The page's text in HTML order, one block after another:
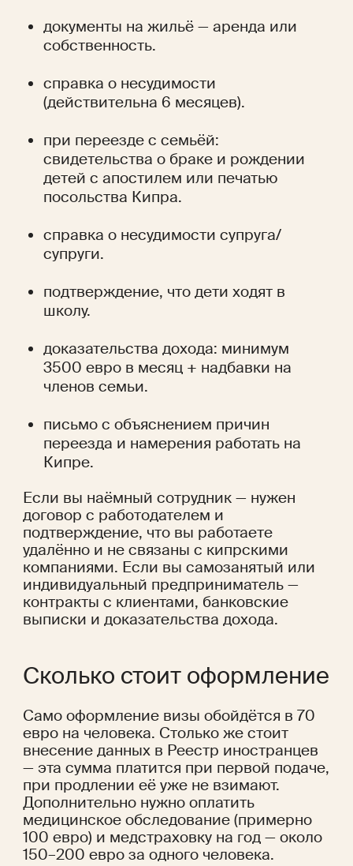
документы на жильё — аренда или
собственность.
справка о несудимости
(действительна 6 месяцев).
при переезде с семьёй:
свидетельства о браке и рождении
детей с апостилем или печатью
посольства Кипра.
справка о несудимости супруга/
супруги.
подтверждение, что дети ходят в
школу.
доказательства дохода: минимум
3500 евро в месяц + надбавки на
членов семьи.
письмо с объяснением причин
переезда и намерения работать на
Кипре.
Если вы наёмный сотрудник — нужен
договор с работодателем и
подтверждение, что вы работаете
удалённо и не связаны с кипрскими
компаниями. Если вы самозанятый или
индивидуальный предприниматель —
контракты с клиентами, банковские
выписки и доказательства дохода.
Сколько стоит оформление
Само оформление визы обойдётся в 70
евро на человека. Столько же стоит
внесение данных в Реестр иностранцев
— эта сумма платится при первой подаче,
при продлении её уже не взимают.
Дополнительно нужно оплатить
медицинское обследование (примерно
100 евро) и медстраховку на год — около
150–200 евро за одного человека.